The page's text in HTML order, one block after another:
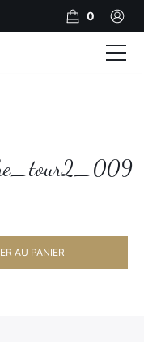
AU PANIER
0